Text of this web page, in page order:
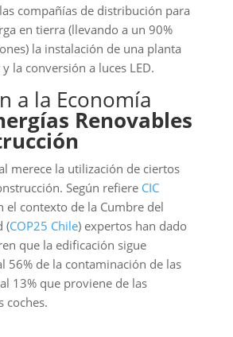
compañías de distribución para
en tierra (llevando a un 90%
la instalación de una planta
la conversión a luces LED.
a la Economía
Renovables
merece la utilización de ciertos
Según refiere CIC
el contexto de la Cumbre del
(COP25 Chile) expertos han dado
que la edificación sigue
56% de la contaminación de las
13% que proviene de las
coches.